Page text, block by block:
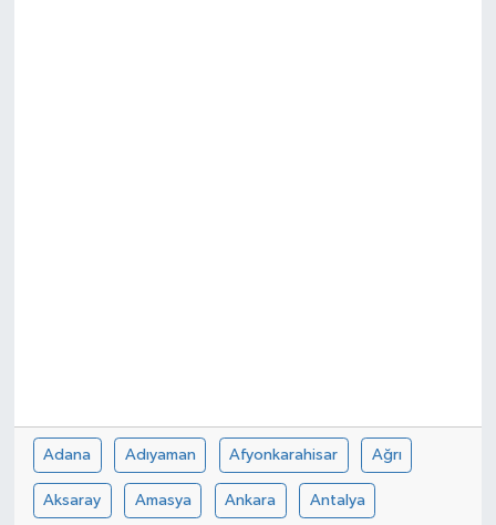
Adana Adıyaman Afyonkarahisar Ağrı
Aksaray Amasya Ankara Antalya